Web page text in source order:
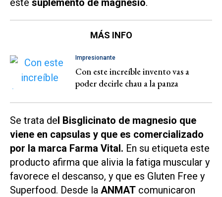
este suplemento de magnesio.
MÁS INFO
Impresionante
Con este increíble invento vas a
poder decirle chau a la panza
Se trata del Bisglicinato de magnesio que
viene en capsulas y que es comercializado
por la marca Farma Vital. En su etiqueta este
producto afirma que alivia la fatiga muscular y
favorece el descanso, y que es Gluten Free y
Superfood. Desde la ANMAT comunicaron